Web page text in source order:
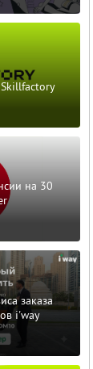
на 30
заказа
i'way